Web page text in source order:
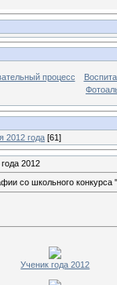
процесс
2012 года [61]
2012
со школьного конкурса
Ученик года 2012